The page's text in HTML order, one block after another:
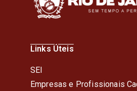
Links Úteis
SEI
Empresas e Profissionais